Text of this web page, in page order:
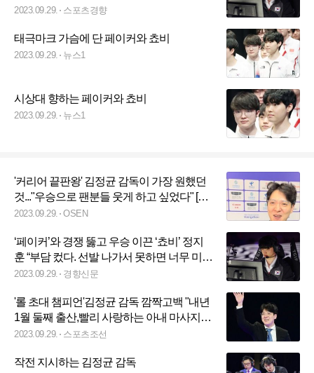
문일답]
2023.09.29. 스포츠경향
태극마크 가슴에 단 페이커와 쵸비
2023.09.29. 뉴스1
시상대 향하는 페이커와 쵸비
2023.09.29. 뉴스1
'커리어 끝판왕' 김정균 감독이 가장 원했던
것..."우승으로 팬분들 웃게 하고 싶었다" [오!
쎈 인터뷰]
2023.09.29. OSEN
‘페이커’와 경쟁 뚫고 우승 이끈 ‘쵸비’ 정지
훈 “부담 컸다. 선발 나가서 못하면 너무 미안
하니까”[일문일답]
2023.09.29. 경향신문
'롤 초대 챔피언'김정균 감독 깜짝고백 "내년
1월 둘째 출산,빨리 사랑하는 아내 마사지
해주고 싶다"[항저우현장]
2023.09.29. 스포츠조선
작전 지시하는 김정균 감독